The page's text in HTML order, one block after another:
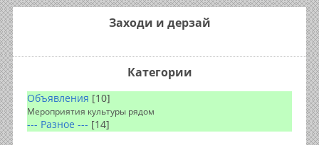
Заходи и дерзай
Категории
Объявления [10]
Мероприятия культуры рядом
--- Разное --- [14]